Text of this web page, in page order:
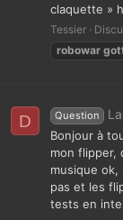
claquette »
Tessier
robowar
D Question
Bonjour à
mon flipper,
musique ok,
pas et les
tests en